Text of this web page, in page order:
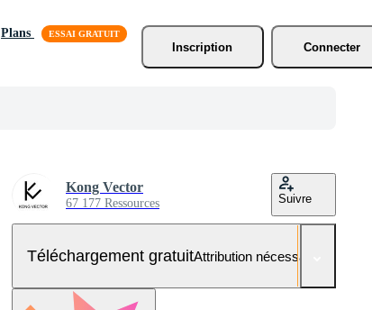
Plans
Inscription
Connecter
Kong Vector
67 177 Ressources Suivre
Téléchargement gratuitAttribution nécessaire